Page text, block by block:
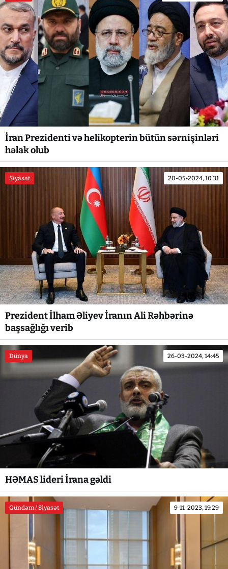
İran Prezidenti və helikopterin bütün sərnişinləri
həlak olub
Siyasət 20-05-2024, 10:31
Prezident İlham Əliyev İranın Ali Rəhbərinə
başsağlığı verib
Dünya 26-03-2024, 14:45
HƏMAS lideri İrana gəldi
Gündəm / Siyasət 9-11-2023, 19:29